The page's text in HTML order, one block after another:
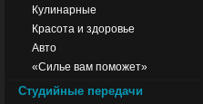
Кулинарные
Красота и здоровье
Авто
«Силье вам поможет»
Студийные передачи